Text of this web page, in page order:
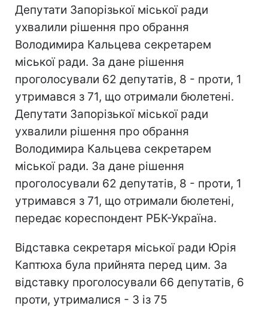
Депутати Запорізької міської ради
ухвалили рішення про обрання
Володимира Кальцева секретарем
міської ради. За дане рішення
проголосували 62 депутатів, 8 - проти, 1
утримався з 71, що отримали бюлетені.
Депутати Запорізької міської ради
ухвалили рішення про обрання
Володимира Кальцева секретарем
міської ради. За дане рішення
проголосували 62 депутатів, 8 - проти, 1
утримався з 71, що отримали бюлетені,
передає кореспондент РБК-Україна.
Відставка секретаря міської ради Юрія
Каптюха була прийнята перед цим. За
відставку проголосували 66 депутатів, 6
проти, утрималися - 3 із 75